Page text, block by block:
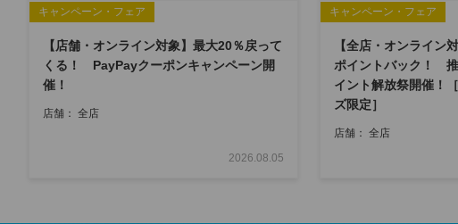
キャンペーン・フェア
【店舗・オンライン対象】最大20％戻って
くる！ PayPayクーポンキャンペーン開
催！
店舗： 全店
2026.08.05
キャンペーン・フェア
【全店・オンライン
ポイントバック！
イント解放祭開催！
ズ限定］
店舗： 全店